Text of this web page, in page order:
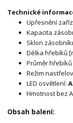
Technické
Upřesnění
Kapacita
Sklon
Délka hřebíků
Průměr hřebíků
Režim
LED osvětlení:
Hmotnost bez
Obsah balení: